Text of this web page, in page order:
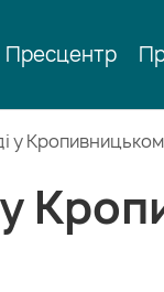
Пресцентр
у